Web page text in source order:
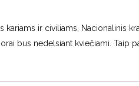
ir civiliams, Nacionalinis
bus nedelsiant kviečiami. Taip